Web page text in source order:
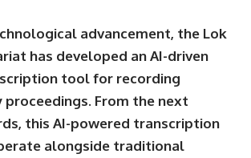
advancement, the Lok
has developed an AI-driven
tool for recording
From the next
this AI-powered transcription
alongside traditional